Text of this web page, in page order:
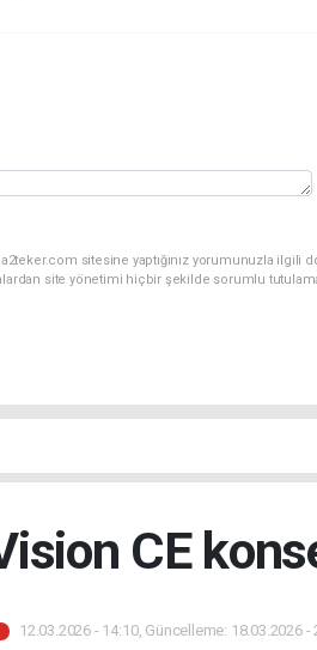
sitesine yaptığınız yorumunuzla ilgili
site yönetimi hiçbir şekilde sorumlu
CE
12.03.2026 - 14:10, Güncelleme: 18.03.2026 -